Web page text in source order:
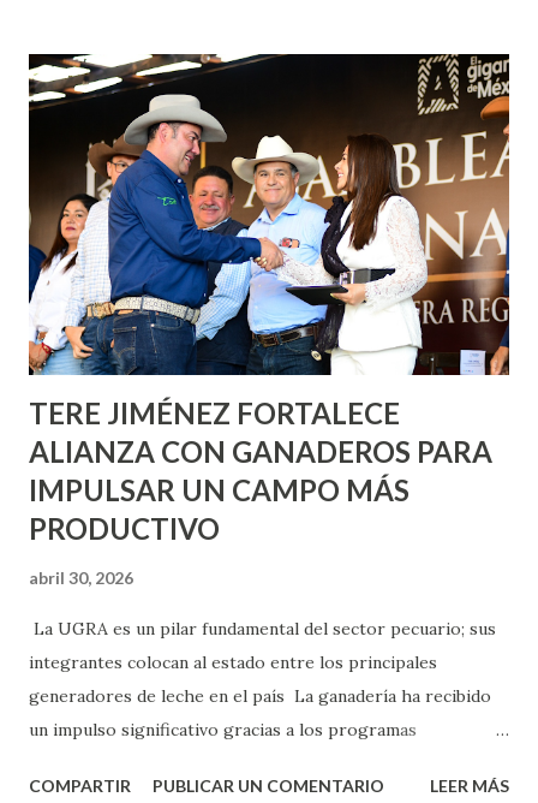
Corazón Urbano y el Municipio capital. Leo Montañez
informó que en este programa se usarán cerca de 90 mil
metros cuadrados de pintura, para dar inicio en la calle
Nieto, entre Jesús F. Elizondo y la calle 22 de Octubre, con
lo que se aplicará pintura en 66 casas. Posteriormente se
llevará este programa a Villas de Nuestra Señora de la
Asunción, Avenida Alameda y Decreto 27 de Septiembre, en
los edificios FOVISSSTE Ojo de Agua, en la comunidad
Norias de Paso Hondo y en los edificios de...
TERE JIMÉNEZ FORTALECE
ALIANZA CON GANADEROS PARA
IMPULSAR UN CAMPO MÁS
PRODUCTIVO
abril 30, 2026
La UGRA es un pilar fundamental del sector pecuario; sus
integrantes colocan al estado entre los principales
generadores de leche en el país La ganadería ha recibido
un impulso significativo gracias a los programas
muestra de su respaldo firme y decidido al campo, la
COMPARTIR PUBLICAR UN COMENTARIO LEER MÁS